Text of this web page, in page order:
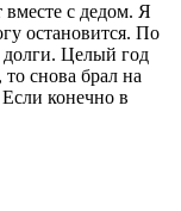
вместе с дедом. Я
остановится. По
долги. Целый год
снова брал на
конечно в